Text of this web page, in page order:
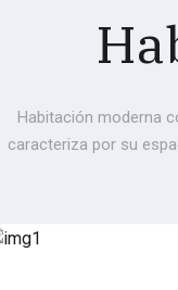
Habitación moderna
caracteriza por su